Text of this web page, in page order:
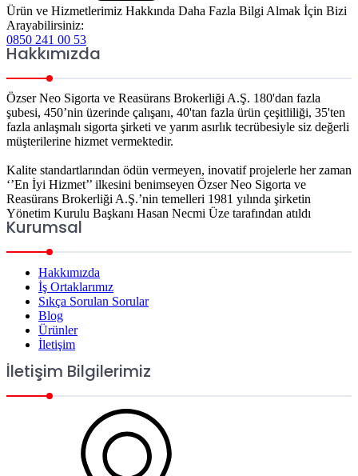
Ürün ve Hizmetlerimiz Hakkında Daha Fazla Bilgi Almak İçin Bizi
Arayabilirsiniz:
0850 241 00 53
Hakkımızda
Özser Neo Sigorta ve Reasürans Brokerliği A.Ş. 180'dan fazla
şubesi, 450’nin üzerinde çalışanı, 40'tan fazla ürün çeşitliliği, 35'ten
fazla anlaşmalı sigorta şirketi ve yarım asırlık tecrübesiyle siz değerli
müşterilerine hizmet vermektedir.
Kalite standartlarından ödün vermeyen, inovatif projelerle her zaman
‘’En İyi Hizmet’’ ilkesini benimseyen Özser Neo Sigorta ve
Reasürans Brokerliği A.Ş.’nin temelleri 1981 yılında şirketin
Yönetim Kurulu Başkanı Hasan Necmi Üze tarafından atıldı
Kurumsal
Hakkımızda
İş Ortaklarımız
Sıkça Sorulan Sorular
Blog
Ürünler
İletişim
İletişim Bilgilerimiz